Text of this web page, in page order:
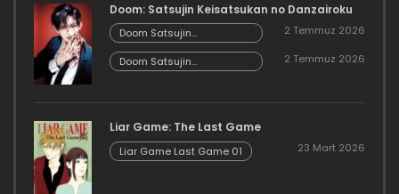
Doom: Satsujin Keisatsukan no Danzairoku
Doom Satsujin
Keisatsukan no
Danzairoku 06.02
2 Temmuz 2026
Doom Satsujin
Keisatsukan no
2 Temmuz 2026
Liar Game: The Last Game
Liar Game Last Game 01 23 Mart 2026